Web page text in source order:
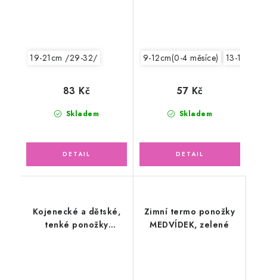
19-21cm /29-32/
Skladem
83 Kč
9-12cm(0-4 měsíce) 13-15cm
Skladem
57 Kč
Kojenecké a dětské,
tenké ponožky
Zimní termo ponožky
MEDVÍDEK, zelené